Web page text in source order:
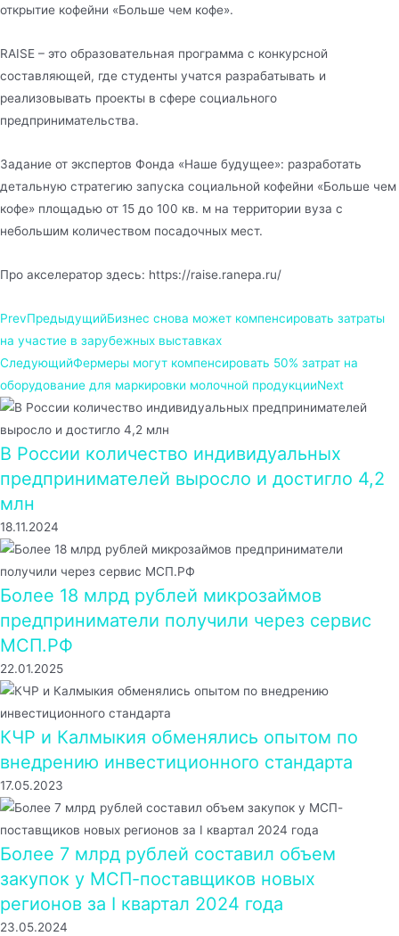
открытие кофейни «Больше чем кофе».
RAISE – это образовательная программа с конкурсной
составляющей, где студенты учатся разрабатывать и
реализовывать проекты в сфере социального
предпринимательства.
Задание от экспертов Фонда «Наше будущее»: разработать
детальную стратегию запуска социальной кофейни «Больше чем
кофе» площадью от 15 до 100 кв. м на территории вуза с
небольшим количеством посадочных мест.
Про акселератор здесь: https://raise.ranepa.ru/
PrevПредыдущийБизнес снова может компенсировать затраты
на участие в зарубежных выставках
СледующийФермеры могут компенсировать 50% затрат на
оборудование для маркировки молочной продукцииNext
В России количество индивидуальных
предпринимателей выросло и достигло 4,2
млн
18.11.2024
Более 18 млрд рублей микрозаймов
предприниматели получили через сервис
МСП.РФ
22.01.2025
КЧР и Калмыкия обменялись опытом по
внедрению инвестиционного стандарта
17.05.2023
Более 7 млрд рублей составил объем
закупок у МСП-поставщиков новых
регионов за I квартал 2024 года
23.05.2024